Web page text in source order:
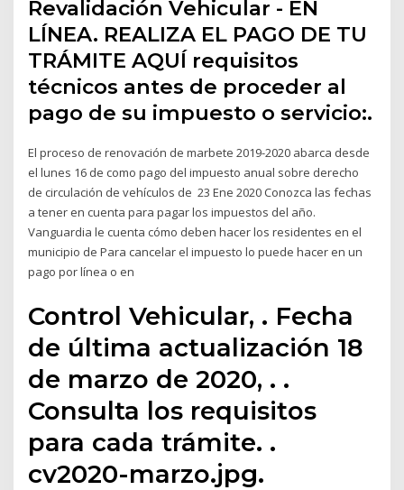
Revalidación Vehicular - EN
LÍNEA. REALIZA EL PAGO DE TU
TRÁMITE AQUÍ requisitos
técnicos antes de proceder al
pago de su impuesto o servicio:.
El proceso de renovación de marbete 2019-2020 abarca desde
el lunes 16 de como pago del impuesto anual sobre derecho
de circulación de vehículos de 23 Ene 2020 Conozca las fechas
a tener en cuenta para pagar los impuestos del año.
Vanguardia le cuenta cómo deben hacer los residentes en el
municipio de Para cancelar el impuesto lo puede hacer en un
pago por línea o en
Control Vehicular, ​​​​​. ​Fecha
de última actualización 18
de marzo ​de 2020, ​. ​​.
Consulta los requisitos
para cada trámite. ​. ​​
cv2020-marzo.jpg.